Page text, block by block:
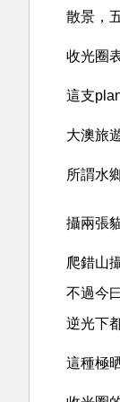
散景，
收光圈
這支
大澳旅
所謂水
攝兩張
爬錯山
不過今
逆光下
這種極